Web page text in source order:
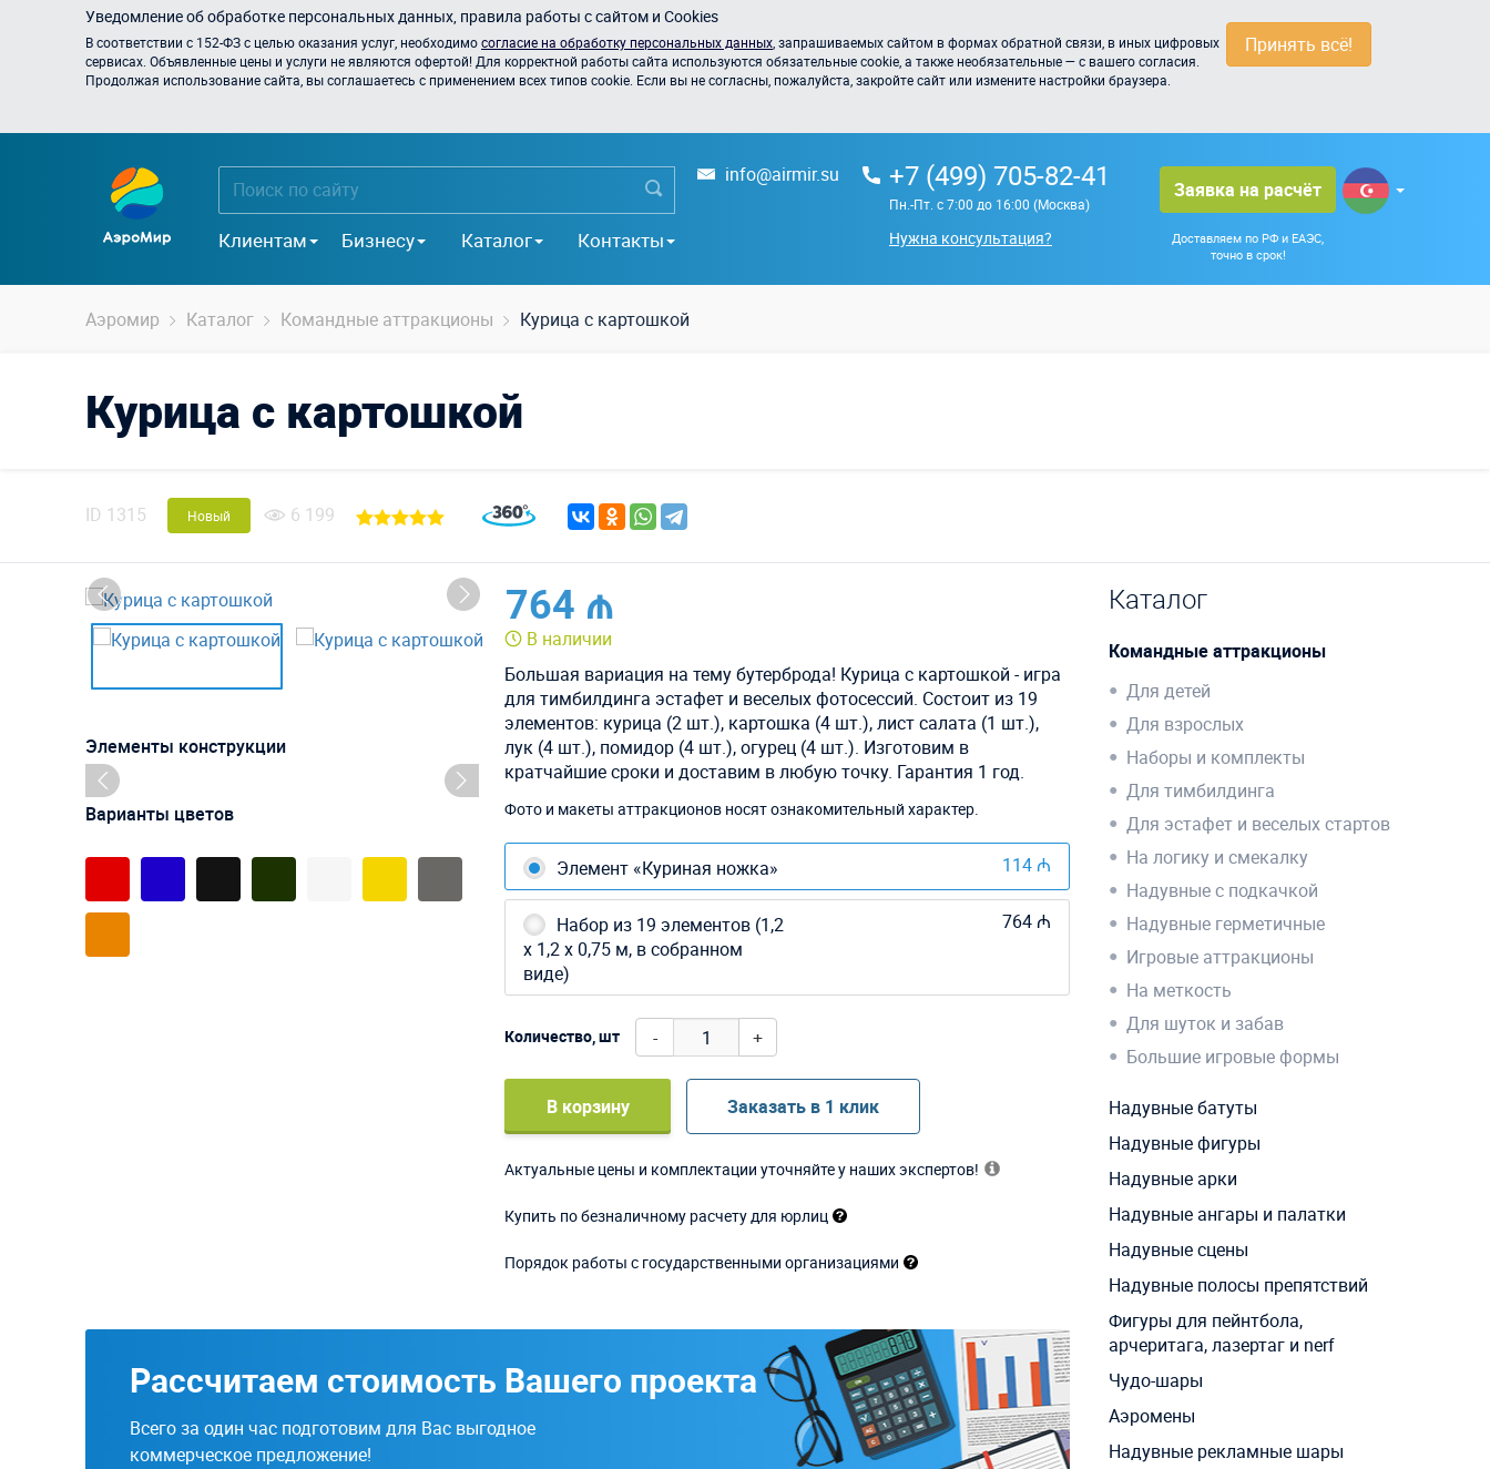
Принять всё!
Уведомление об обработке персональных данных, правила работы с сайтом и Cookies
В соответствии с 152-ФЗ с целью оказания услуг, необходимосогласие на обработку персональных данных , запрашиваемых сайтом в формах обратной связи, в иных цифровых
сервисах. Объявленные цены и услуги не являются офертой! Для корректной работы сайта используются обязательные cookie, а также необязательные — с вашего согласия.
Продолжая использование сайта, вы соглашаетесь с применением всех типов cookie. Если вы не согласны, пожалуйста, закройте сайт или измените настройки браузера.
Клиентам Бизнесу Каталог Контакты
info@airmir.su +7 (499) 705-82-41
Пн.-Пт. с 7:00 до 16:00 (Москва)
Нужна консультация?
Заявка на расчёт
Доставляем по РФ и ЕАЭС,
точно в срок!
Аэромир Каталог Командные аттракционы Курица с картошкой
Курица с картошкой
ID 1315 Новый 6 199
Элементы конструкции
Варианты цветов
764 ₼
В наличии
Большая вариация на тему бутерброда! Курица с картошкой - игра
для тимбилдинга эстафет и веселых фотосессий. Состоит из 19
элементов: курица (2 шт.), картошка (4 шт.), лист салата (1 шт.),
лук (4 шт.), помидор (4 шт.), огурец (4 шт.). Изготовим в
кратчайшие сроки и доставим в любую точку. Гарантия 1 год.
Фото и макеты аттракционов носят ознакомительный характер.
Элемент «Куриная ножка» 114 ₼
Набор из 19 элементов (1,2
х 1,2 х 0,75 м, в собранном
виде)
764 ₼
Количество, шт - +
В корзину Заказать в 1 клик
Актуальные цены и комплектации уточняйте у наших экспертов!
Купить по безналичному расчету для юрлиц
Порядок работы с государственными организациями
Рассчитаем стоимость Вашего проекта
Всего за один час подготовим для Вас выгодное
коммерческое предложение!
Каталог
Командные аттракционы
Для детей
Для взрослых
Наборы и комплекты
Для тимбилдинга
Для эстафет и веселых стартов
На логику и смекалку
Надувные с подкачкой
Надувные герметичные
Игровые аттракционы
На меткость
Для шуток и забав
Большие игровые формы
Надувные батуты
Надувные фигуры
Надувные арки
Надувные ангары и палатки
Надувные сцены
Надувные полосы препятствий
Фигуры для пейнтбола,
арчеритага, лазертаг и nerf
Чудо-шары
Аэромены
Надувные рекламные шары